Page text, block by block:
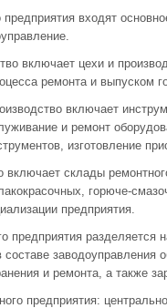
входят
включает цехи и
ремонта и выпуском
включает
и ремонт
изготовление
включает склады
горюче-
предприятия.
предприятия
заводоуправления
и ремонта, а также
предприятия: